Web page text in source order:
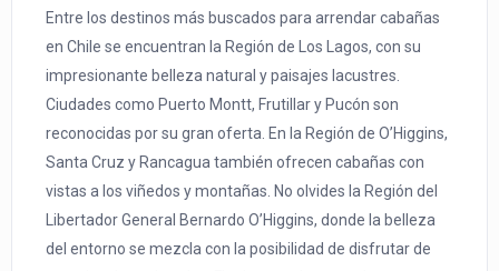
Entre los destinos más buscados para arrendar cabañas
en Chile se encuentran la Región de Los Lagos, con su
impresionante belleza natural y paisajes lacustres.
Ciudades como Puerto Montt, Frutillar y Pucón son
reconocidas por su gran oferta. En la Región de O’Higgins,
Santa Cruz y Rancagua también ofrecen cabañas con
vistas a los viñedos y montañas. No olvides la Región del
Libertador General Bernardo O’Higgins, donde la belleza
del entorno se mezcla con la posibilidad de disfrutar de